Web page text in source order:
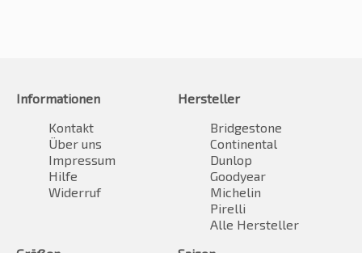
Informationen
Kontakt
Über uns
Impressum
Hilfe
Widerruf
Hersteller
Bridgestone
Continental
Dunlop
Goodyear
Michelin
Pirelli
Alle Hersteller